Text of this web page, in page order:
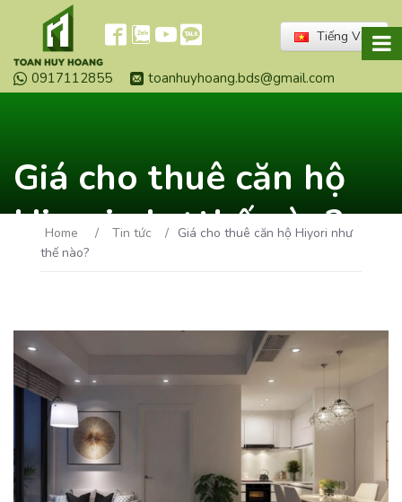
Tiếng Việt
0917112855 toanhuyhoang.bds@gmail.com
Giá cho thuê căn hộ
Hiyori như thế nào?
Home / Tin tức / Giá cho thuê căn hộ Hiyori như
thế nào?